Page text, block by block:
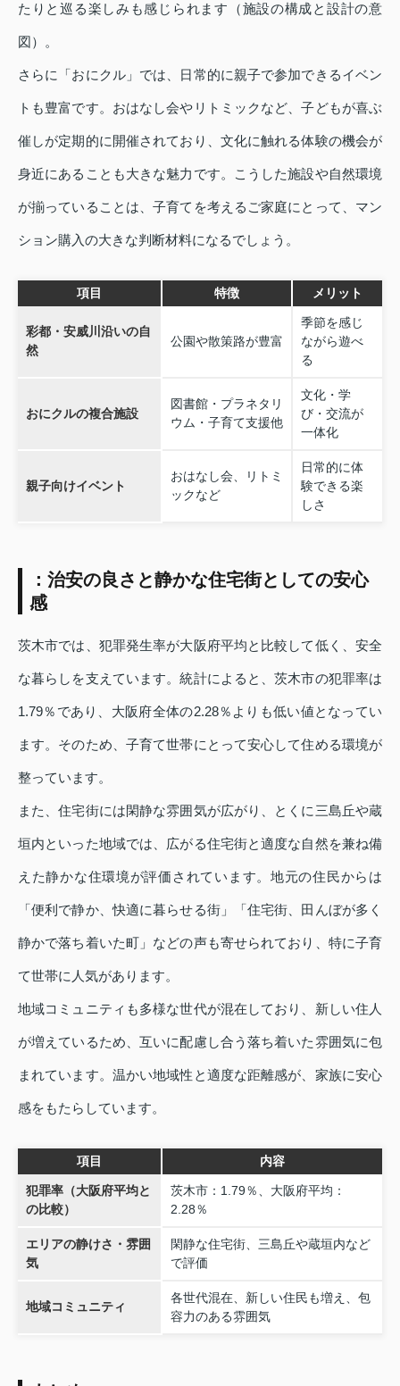
たりと巡る楽しみも感じられます（施設の構成と設計の意
図）。
さらに「おにクル」では、日常的に親子で参加できるイベン
トも豊富です。おはなし会やリトミックなど、子どもが喜ぶ
催しが定期的に開催されており、文化に触れる体験の機会が
身近にあることも大きな魅力です。こうした施設や自然環境
が揃っていることは、子育てを考えるご家庭にとって、マン
ション購入の大きな判断材料になるでしょう。
項目 特徴 メリット
彩都・安威川沿いの自
然
公園や散策路が豊富
季節を感じ
ながら遊べ
る
おにクルの複合施設
図書館・プラネタリ
ウム・子育て支援他
文化・学
び・交流が
一体化
親子向けイベント
おはなし会、リトミ
ックなど
日常的に体
験できる楽
しさ
：治安の良さと静かな住宅街としての安心
感
茨木市では、犯罪発生率が大阪府平均と比較して低く、安全
な暮らしを支えています。統計によると、茨木市の犯罪率は
1.79％であり、大阪府全体の2.28％よりも低い値となってい
ます。そのため、子育て世帯にとって安心して住める環境が
整っています。
また、住宅街には閑静な雰囲気が広がり、とくに三島丘や蔵
垣内といった地域では、広がる住宅街と適度な自然を兼ね備
えた静かな住環境が評価されています。地元の住民からは
「便利で静か、快適に暮らせる街」「住宅街、田んぼが多く
静かで落ち着いた町」などの声も寄せられており、特に子育
て世帯に人気があります。
地域コミュニティも多様な世代が混在しており、新しい住人
が増えているため、互いに配慮し合う落ち着いた雰囲気に包
まれています。温かい地域性と適度な距離感が、家族に安心
感をもたらしています。
項目 内容
犯罪率（大阪府平均と
の比較）
茨木市：1.79％、大阪府平均：
2.28％
エリアの静けさ・雰囲
気
閑静な住宅街、三島丘や蔵垣内など
で評価
地域コミュニティ
各世代混在、新しい住民も増え、包
容力のある雰囲気